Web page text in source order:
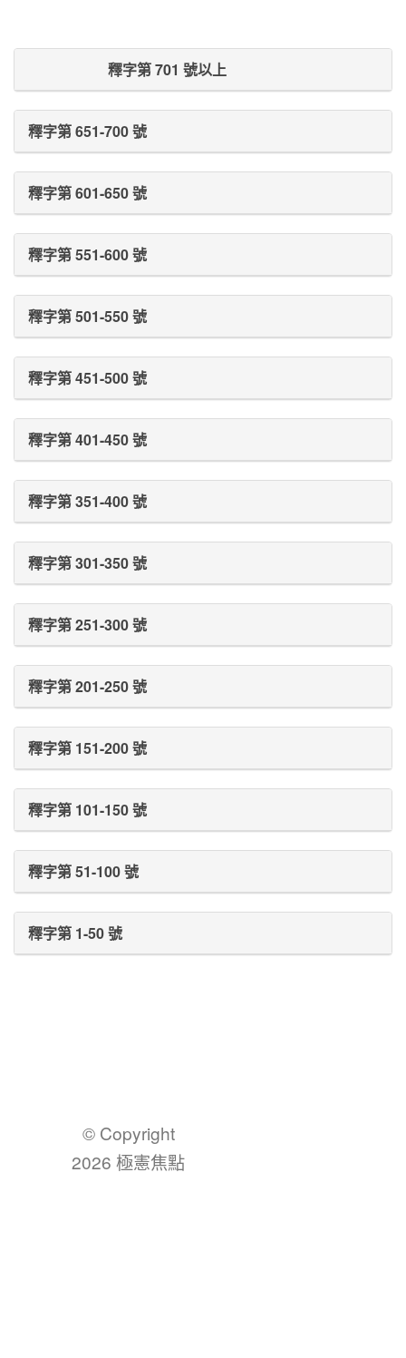
Prev Post Next Post
釋字第 701 號以上
釋字第 651-700 號
釋字第 601-650 號
釋字第 551-600 號
釋字第 501-550 號
釋字第 451-500 號
釋字第 401-450 號
釋字第 351-400 號
釋字第 301-350 號
釋字第 251-300 號
釋字第 201-250 號
釋字第 151-200 號
釋字第 101-150 號
釋字第 51-100 號
釋字第 1-50 號
© Copyright
2026 極憲焦點